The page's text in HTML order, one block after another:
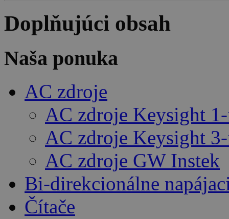
Doplňujúci obsah
Naša ponuka
AC zdroje
AC zdroje Keysight
AC zdroje Keysight
AC zdroje GW Instek
Bi-direkcionálne
Čítače